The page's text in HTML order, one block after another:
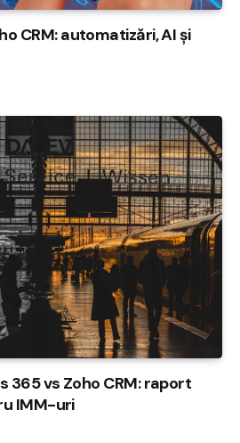
CRM: automatizări, AI și
365 vs Zoho CRM: raport
IMM-uri